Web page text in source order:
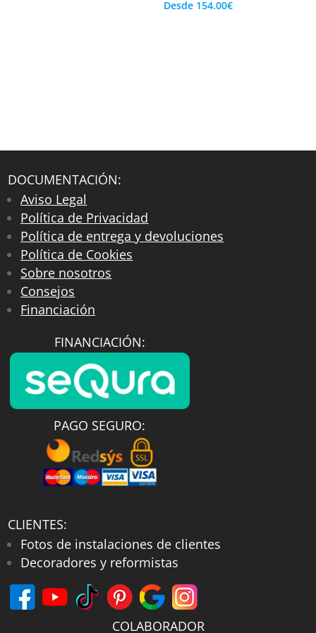
Desde 154.00€
DOCUMENTACIÓN:
Aviso Legal
Política de Privacidad
Política de entrega y devoluciones
Política de Cookies
Sobre nosotros
Consejos
Financiación
FINANCIACIÓN:
PAGO SEGURO:
CLIENTES:
Fotos de instalaciones de clientes
Decoradores y reformistas
COLABORADOR